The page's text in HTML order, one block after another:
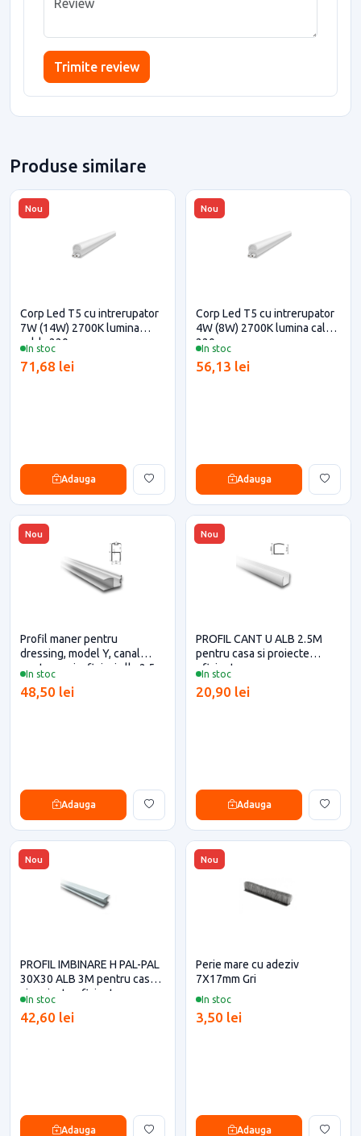
Trimite review
Produse similare
Nou
In stoc
Corp Led T5 cu intrerupator
7W (14W) 2700K lumina
calda 220v
71,68 lei
Adauga
Nou
In stoc
Corp Led T5 cu intrerupator
4W (8W) 2700K lumina calda
220v
56,13 lei
Adauga
Nou
In stoc
Profil maner pentru
dressing, model Y, canal
pentru perie, finisaj alb, 2.5
48,50 lei
Adauga
Nou
In stoc
PROFIL CANT U ALB 2.5M
pentru casa si proiecte
eficiente
20,90 lei
Adauga
Nou
In stoc
PROFIL IMBINARE H PAL-PAL
30X30 ALB 3M pentru casa
si proiecte eficiente
42,60 lei
Adauga
Nou
In stoc
Perie mare cu adeziv
7X17mm Gri
3,50 lei
Adauga